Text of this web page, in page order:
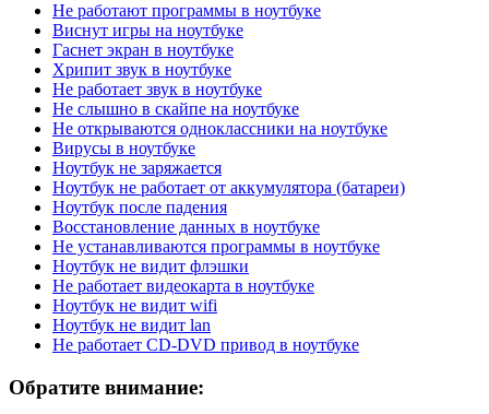
Не работают программы в ноутбуке
Виснут игры на ноутбуке
Гаснет экран в ноутбуке
Хрипит звук в ноутбуке
Не работает звук в ноутбуке
Не слышно в скайпе на ноутбуке
Не открываются одноклассники на ноутбуке
Вирусы в ноутбуке
Ноутбук не заряжается
Ноутбук не работает от аккумулятора (батареи)
Ноутбук после падения
Восстановление данных в ноутбуке
Не устанавливаются программы в ноутбуке
Ноутбук не видит флэшки
Не работает видеокарта в ноутбуке
Ноутбук не видит wifi
Ноутбук не видит lan
Не работает CD-DVD привод в ноутбуке
Обратите внимание: